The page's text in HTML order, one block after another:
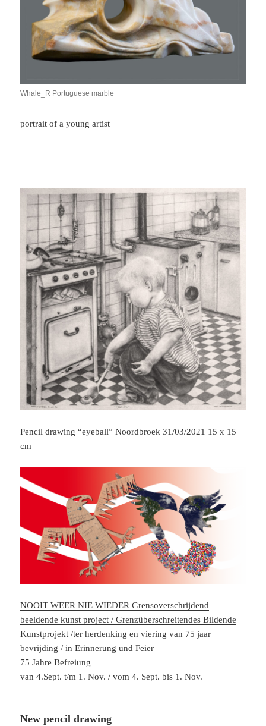
Whale_R Portuguese marble
portrait of a young artist
Pencil drawing “eyeball” Noordbroek 31/03/2021 15 x 15
cm
NOOIT WEER NIE WIEDER Grensoverschrijdend
beeldende kunst project / Grenzüberschreitendes Bildende
Kunstprojekt /ter herdenking en viering van 75 jaar
bevrijding / in Erinnerung und Feier
75 Jahre Befreiung
van 4.Sept. t/m 1. Nov. / vom 4. Sept. bis 1. Nov.
New pencil drawing